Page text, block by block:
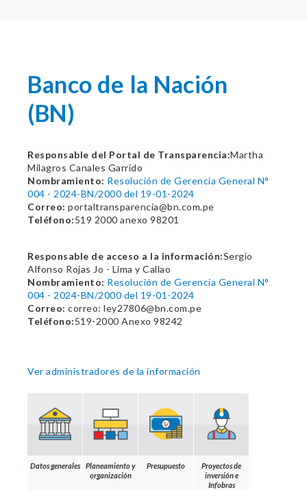
Banco de la Nación
(BN)
Responsable del Portal de Transparencia:Martha
Milagros Canales Garrido
Nombramiento: Resolución de Gerencia General N°
004 - 2024-BN/2000 del 19-01-2024
Correo: portaltransparencia@bn.com.pe
Teléfono:519 2000 anexo 98201
Responsable de acceso a la información:Sergio
Alfonso Rojas Jo - Lima y Callao
Nombramiento: Resolución de Gerencia General N°
004 - 2024-BN/2000 del 19-01-2024
Correo: correo: ley27806@bn.com.pe
Teléfono:519-2000 Anexo 98242
Ver administradores de la información
Datos generales
Planeamiento y
organización
Presupuesto
Proyectos de
inversión e
Infobras